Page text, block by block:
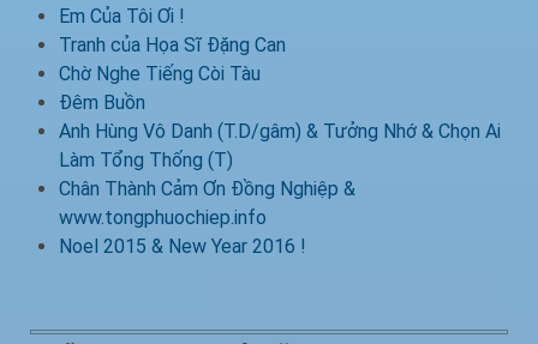
Em Của Tôi Ơi !
Tranh của Họa Sĩ Đặng Can
Chờ Nghe Tiếng Còi Tàu
Đêm Buồn
Anh Hùng Vô Danh (T.D/gâm) & Tưởng Nhớ & Chọn Ai
Làm Tổng Thống (T)
Chân Thành Cảm Ơn Đồng Nghiệp &
www.tongphuochiep.info
Noel 2015 & New Year 2016 !